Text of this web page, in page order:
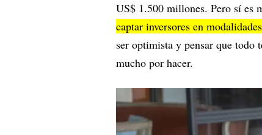
US$ 1.500 millones. Pero sí es
captar inversores en
ser optimista y pensar que todo
mucho por hacer.